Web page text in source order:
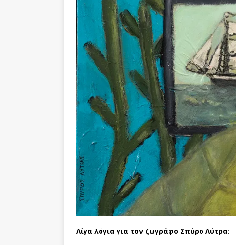
Λίγα λόγια για τον ζωγράφο Σπύρο Λύτρα: